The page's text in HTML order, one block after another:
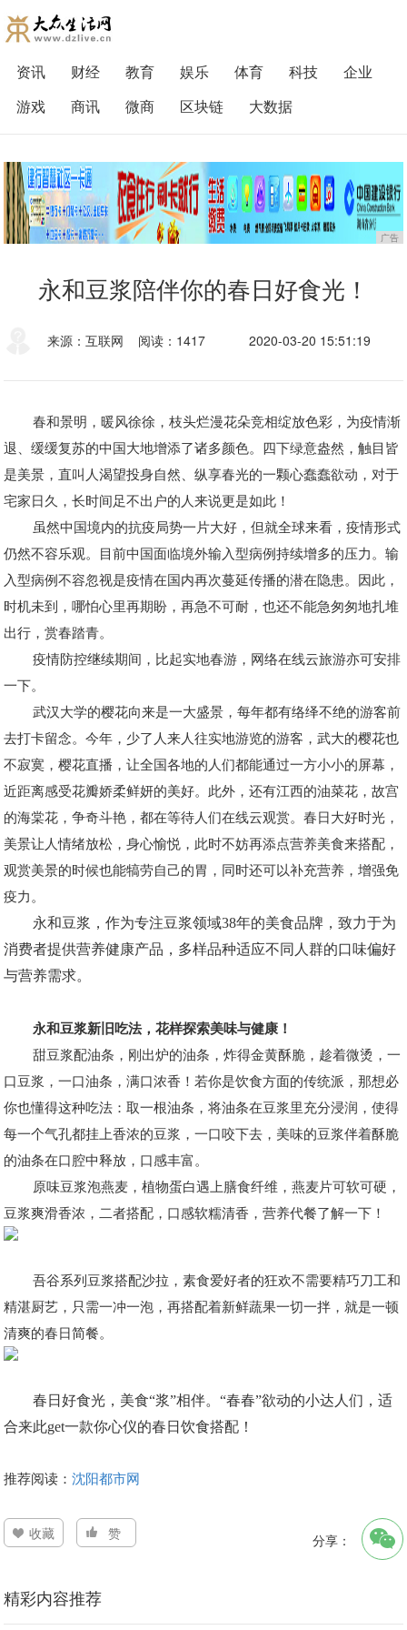
资讯 财经 教育 娱乐 体育 科技
企业
游戏
商讯 微商 区块链 大数据
广告
永和豆浆陪伴你的春日好食光！
来源：互联网 阅读：1417 2020-03-20 15:51:19
春和景明，暖风徐徐，枝头烂漫花朵竞相绽放色彩，为疫情渐
退、缓缓复苏的中国大地增添了诸多颜色。四下绿意盎然，触目皆
是美景，直叫人渴望投身自然、纵享春光的一颗心蠢蠢欲动，对于
宅家日久，长时间足不出户的人来说更是如此！
虽然中国境内的抗疫局势一片大好，但就全球来看，疫情形式
仍然不容乐观。目前中国面临境外输入型病例持续增多的压力。输
入型病例不容忽视是疫情在国内再次蔓延传播的潜在隐患。因此，
时机未到，哪怕心里再期盼，再急不可耐，也还不能急匆匆地扎堆
出行，赏春踏青。
疫情防控继续期间，比起实地春游，网络在线云旅游亦可安排
一下。
武汉大学的樱花向来是一大盛景，每年都有络绎不绝的游客前
去打卡留念。今年，少了人来人往实地游览的游客，武大的樱花也
不寂寞，樱花直播，让全国各地的人们都能通过一方小小的屏幕，
近距离感受花瓣娇柔鲜妍的美好。此外，还有江西的油菜花，故宫
的海棠花，争奇斗艳，都在等待人们在线云观赏。春日大好时光，
美景让人情绪放松，身心愉悦，此时不妨再添点营养美食来搭配，
观赏美景的时候也能犒劳自己的胃，同时还可以补充营养，增强免
疫力。
永和豆浆，作为专注豆浆领域38年的美食品牌，致力于为
消费者提供营养健康产品，多样品种适应不同人群的口味偏好
与营养需求。
永和豆浆新旧吃法，花样探索美味与健康！
甜豆浆配油条，刚出炉的油条，炸得金黄酥脆，趁着微烫，一
口豆浆，一口油条，满口浓香！若你是饮食方面的传统派，那想必
你也懂得这种吃法：取一根油条，将油条在豆浆里充分浸润，使得
每一个气孔都挂上香浓的豆浆，一口咬下去，美味的豆浆伴着酥脆
的油条在口腔中释放，口感丰富。
原味豆浆泡燕麦，植物蛋白遇上膳食纤维，燕麦片可软可硬，
豆浆爽滑香浓，二者搭配，口感软糯清香，营养代餐了解一下！
吾谷系列豆浆搭配沙拉，素食爱好者的狂欢不需要精巧刀工和
精湛厨艺，只需一冲一泡，再搭配着新鲜蔬果一切一拌，就是一顿
清爽的春日简餐。
春日好食光，美食“浆”相伴。“春春”欲动的小达人们，适
合来此get一款你心仪的春日饮食搭配！
推荐阅读：沈阳都市网
收藏 赞 分享：
精彩内容推荐